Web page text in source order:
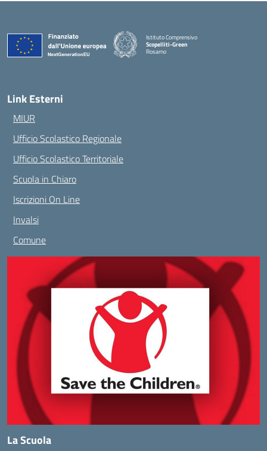
Istituto Comprensivo
Scopelliti-Green
Rosarno
Link Esterni
MIUR
Ufficio Scolastico Regionale
Ufficio Scolastico Territoriale
Scuola in Chiaro
Iscrizioni On Line
Invalsi
Comune
La Scuola